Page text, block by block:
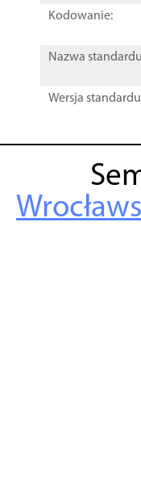
Kodowanie:
Nazwa
Wersja